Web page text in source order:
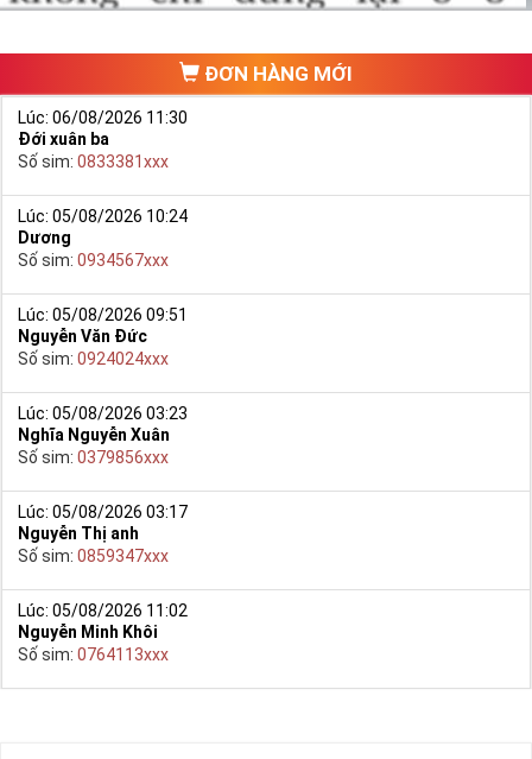
ĐƠN HÀNG MỚI
Lúc: 06/08/2026 11:30
Đới xuân ba
Số sim: 0833381xxx
Lúc: 05/08/2026 10:24
Dương
Số sim: 0934567xxx
Lúc: 05/08/2026 09:51
Nguyễn Văn Đức
Số sim: 0924024xxx
Lúc: 05/08/2026 03:23
Nghĩa Nguyễn Xuân
Số sim: 0379856xxx
Lúc: 05/08/2026 03:17
Nguyễn Thị anh
Số sim: 0859347xxx
Lúc: 05/08/2026 11:02
Nguyễn Minh Khôi
Số sim: 0764113xxx